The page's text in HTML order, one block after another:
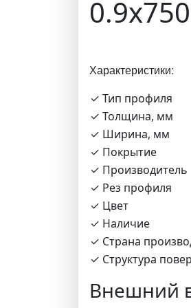
Характеристики:
✓ Тип профиля
✓ Толщина, мм
✓ Ширина, мм
✓ Покрытие
✓ Производитель
✓ Рез профиля
✓ Цвет
✓ Наличие
✓ Страна
✓ Структура
Внешний